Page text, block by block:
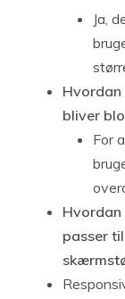
Ja,
Hvordan
bliver
For
Hvordan
passer